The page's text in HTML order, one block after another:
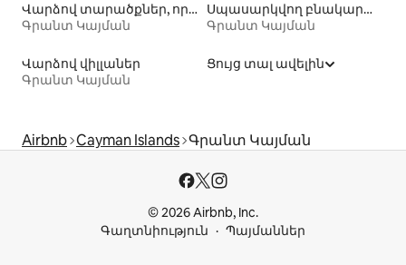
Վարձով տարածքներ, որտեղ թույլատրվում է մնալ տնային կենդանիների հետ
Գրանտ Կայման
Սպասարկվող բնակարանների վարձակալություն
Գրանտ Կայման
Վարձով վիլլաներ
Գրանտ Կայման
Ցույց տալ ավելին
Airbnb Cayman Islands Գրանտ Կայման
© 2026 Airbnb, Inc.
Գաղտնիություն
Պայմաններ